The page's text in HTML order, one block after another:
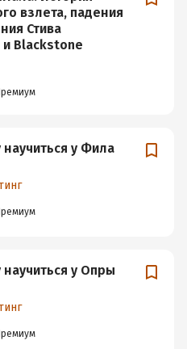
взлета, падения
Стива
Blackstone
у Фила
у Опры